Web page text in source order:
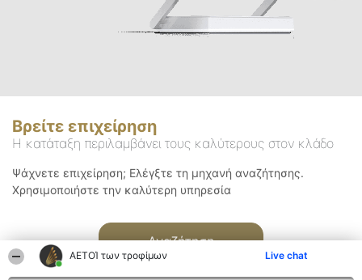
ΑΕΤΟΊ των τροφίμων Live chat
Βρείτε επιχείρηση
Η κατάταξη περιλαμβάνει τους καλύτερους στον κλάδο
Ψάχνετε επιχείρηση; Ελέγξτε τη μηχανή αναζήτησης.
Χρησιμοποιήστε την καλύτερη υπηρεσία
Αναζήτηση